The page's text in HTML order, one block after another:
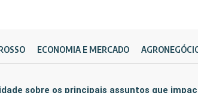
ECONOMIA E MERCADO
sobre os principais assuntos que